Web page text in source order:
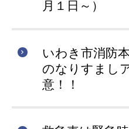
月１日～）
いわき市消防
のなりすまし
意！！